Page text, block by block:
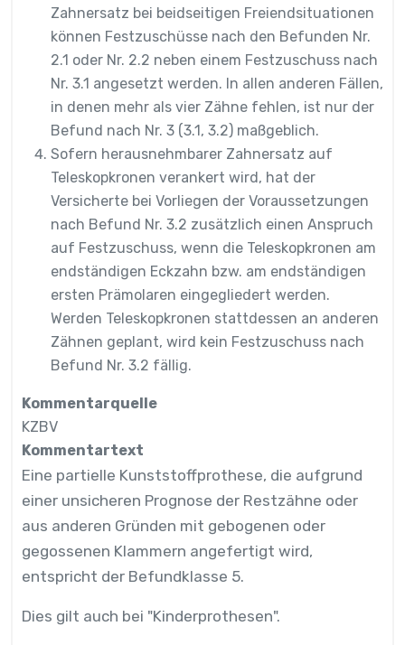
Zahnersatz bei beidseitigen Freiendsituationen
können Festzuschüsse nach den Befunden Nr.
2.1 oder Nr. 2.2 neben einem Festzuschuss nach
Nr. 3.1 angesetzt werden. In allen anderen Fällen,
in denen mehr als vier Zähne fehlen, ist nur der
Befund nach Nr. 3 (3.1, 3.2) maßgeblich.
Sofern herausnehmbarer Zahnersatz auf
Teleskopkronen verankert wird, hat der
Versicherte bei Vorliegen der Voraussetzungen
nach Befund Nr. 3.2 zusätzlich einen Anspruch
auf Festzuschuss, wenn die Teleskopkronen am
endständigen Eckzahn bzw. am endständigen
ersten Prämolaren eingegliedert werden.
Werden Teleskopkronen stattdessen an anderen
Zähnen geplant, wird kein Festzuschuss nach
Befund Nr. 3.2 fällig.
Kommentarquelle
KZBV
Kommentartext
Eine partielle Kunststoffprothese, die aufgrund
einer unsicheren Prognose der Restzähne oder
aus anderen Gründen mit gebogenen oder
gegossenen Klammern angefertigt wird,
entspricht der Befundklasse 5.
Dies gilt auch bei "Kinderprothesen".